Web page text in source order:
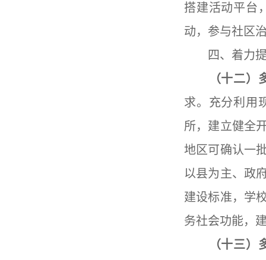
搭建活动平台
动，参与社区
四、着力
（十二）
求。充分利用
所，建立健全
地区可确认一
以县为主、政
建设标准，学
务社会功能，
（十三）